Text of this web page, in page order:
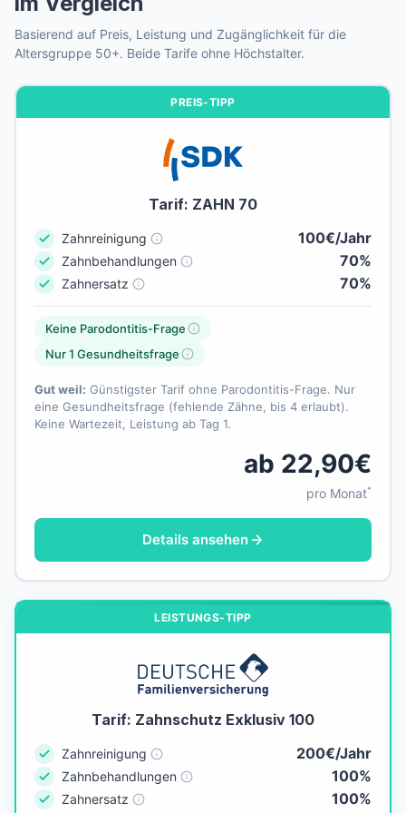
Zum Detailvergleich →
auch Prothesen-Träger versichern.
Wichtig: Bereits ersetzte Zähne (durch Brücken oder
Implantate) gelten nicht als fehlend.
Gesundheitsfragen im Vergleich →
diagnostiziert ist. Schließen Sie deshalb möglichst
früh ab, solange der Zahnarzt noch keine konkrete
Behandlung dokumentiert hat.
Zu den Tarifempfehlungen →
Basierend auf Preis, Leistung und Zugänglichkeit für die
Altersgruppe 50+. Beide Tarife ohne Höchstalter.
PREIS-TIPP
Tarif: ZAHN 70
Zahnreinigung 100€/Jahr
Zahnbehandlungen 70%
Zahnersatz 70%
Keine Parodontitis-Frage
Nur 1 Gesundheitsfrage
Gut weil: Günstigster Tarif ohne Parodontitis-Frage. Nur
eine Gesundheitsfrage (fehlende Zähne, bis 4 erlaubt).
Keine Wartezeit, Leistung ab Tag 1.
ab 22,90€
pro Monat*
Details ansehen
LEISTUNGS-TIPP
Tarif: Zahnschutz Exklusiv 100
Zahnreinigung 200€/Jahr
Zahnbehandlungen 100%
Zahnersatz 100%